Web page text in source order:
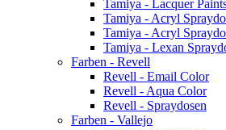
Tamiya - Lacquer
Tamiya - Acryl
Tamiya - Acryl
Tamiya - Lexan
Farben - Revell
Revell - Email Color
Revell - Aqua Color
Revell - Spraydosen
Farben - Vallejo